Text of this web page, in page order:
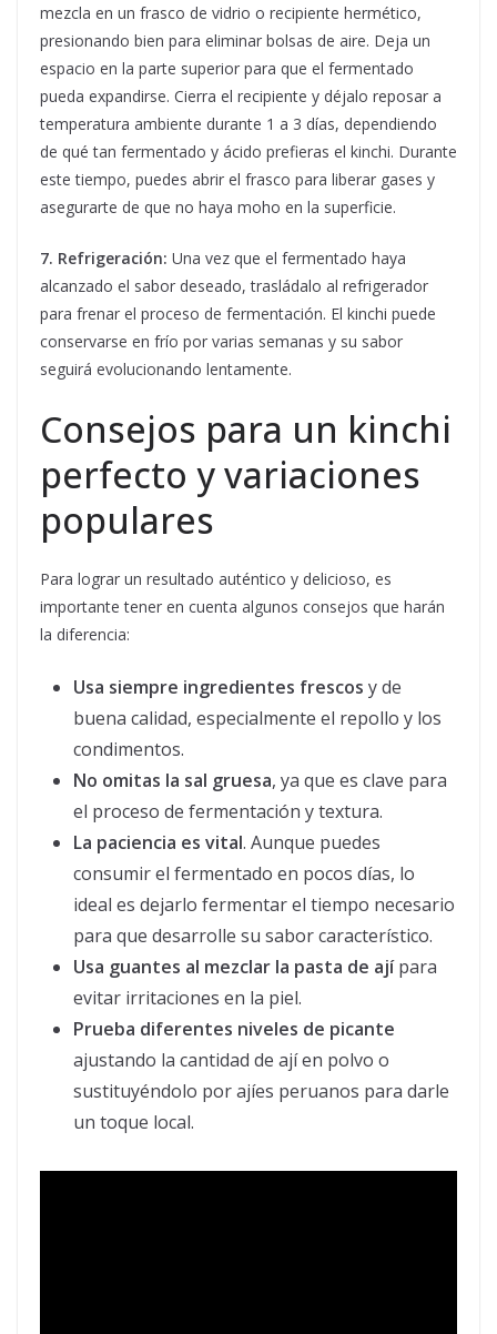
mezcla en un frasco de vidrio o recipiente hermético,
presionando bien para eliminar bolsas de aire. Deja un
espacio en la parte superior para que el fermentado
pueda expandirse. Cierra el recipiente y déjalo reposar a
temperatura ambiente durante 1 a 3 días, dependiendo
de qué tan fermentado y ácido prefieras el kinchi. Durante
este tiempo, puedes abrir el frasco para liberar gases y
asegurarte de que no haya moho en la superficie.
7. Refrigeración: Una vez que el fermentado haya
alcanzado el sabor deseado, trasládalo al refrigerador
para frenar el proceso de fermentación. El kinchi puede
conservarse en frío por varias semanas y su sabor
seguirá evolucionando lentamente.
Consejos para un kinchi
perfecto y variaciones
populares
Para lograr un resultado auténtico y delicioso, es
importante tener en cuenta algunos consejos que harán
la diferencia:
Usa siempre ingredientes frescos y de
buena calidad, especialmente el repollo y los
condimentos.
No omitas la sal gruesa, ya que es clave para
el proceso de fermentación y textura.
La paciencia es vital. Aunque puedes
consumir el fermentado en pocos días, lo
ideal es dejarlo fermentar el tiempo necesario
para que desarrolle su sabor característico.
Usa guantes al mezclar la pasta de ajípara
evitar irritaciones en la piel.
Prueba diferentes niveles de picante
ajustando la cantidad de ají en polvo o
sustituyéndolo por ajíes peruanos para darle
un toque local.